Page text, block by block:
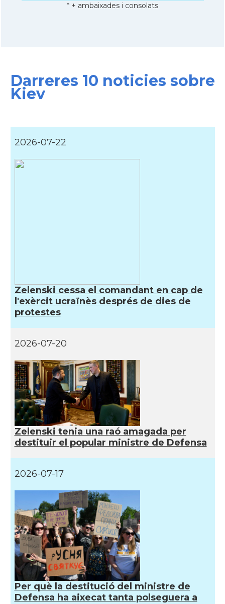
* + ambaixades i consolats
Darreres 10 noticies sobre
Kiev
2026-07-22
Zelenski cessa el comandant en cap de
l'exèrcit ucraïnès després de dies de
protestes
2026-07-20
Zelenski tenia una raó amagada per
destituir el popular ministre de Defensa
2026-07-17
Per què la destitució del ministre de
Defensa ha aixecat tanta polseguera a